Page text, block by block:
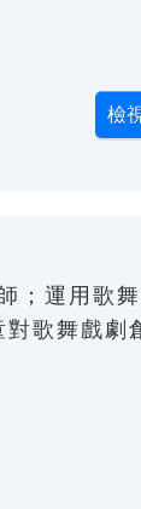
；運用歌
歌舞戲劇